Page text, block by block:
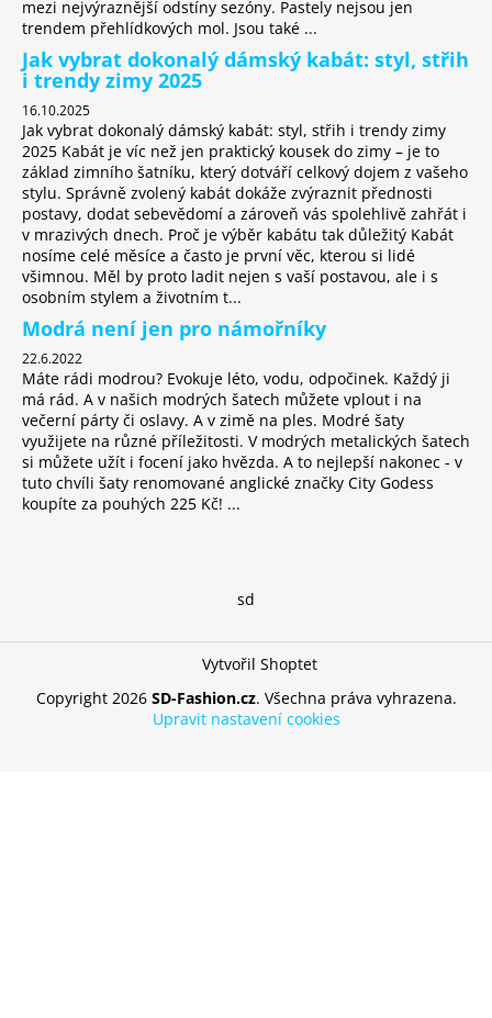
mezi nejvýraznější odstíny sezóny. Pastely nejsou jen
trendem přehlídkových mol. Jsou také ...
Jak vybrat dokonalý dámský kabát: styl, střih
i trendy zimy 2025
16.10.2025
Jak vybrat dokonalý dámský kabát: styl, střih i trendy zimy
2025 Kabát je víc než jen praktický kousek do zimy – je to
základ zimního šatníku, který dotváří celkový dojem z vašeho
stylu. Správně zvolený kabát dokáže zvýraznit přednosti
postavy, dodat sebevědomí a zároveň vás spolehlivě zahřát i
v mrazivých dnech. Proč je výběr kabátu tak důležitý Kabát
nosíme celé měsíce a často je první věc, kterou si lidé
všimnou. Měl by proto ladit nejen s vaší postavou, ale i s
osobním stylem a životním t...
Modrá není jen pro námořníky
22.6.2022
Máte rádi modrou? Evokuje léto, vodu, odpočinek. Každý ji
má rád. A v našich modrých šatech můžete vplout i na
večerní párty či oslavy. A v zimě na ples. Modré šaty
využijete na různé příležitosti. V modrých metalických šatech
si můžete užít i focení jako hvězda. A to nejlepší nakonec - v
tuto chvíli šaty renomované anglické značky City Godess
koupíte za pouhých 225 Kč! ...
sd
Vytvořil Shoptet
Copyright 2026 SD-Fashion.cz. Všechna práva vyhrazena.
Upravit nastavení cookies